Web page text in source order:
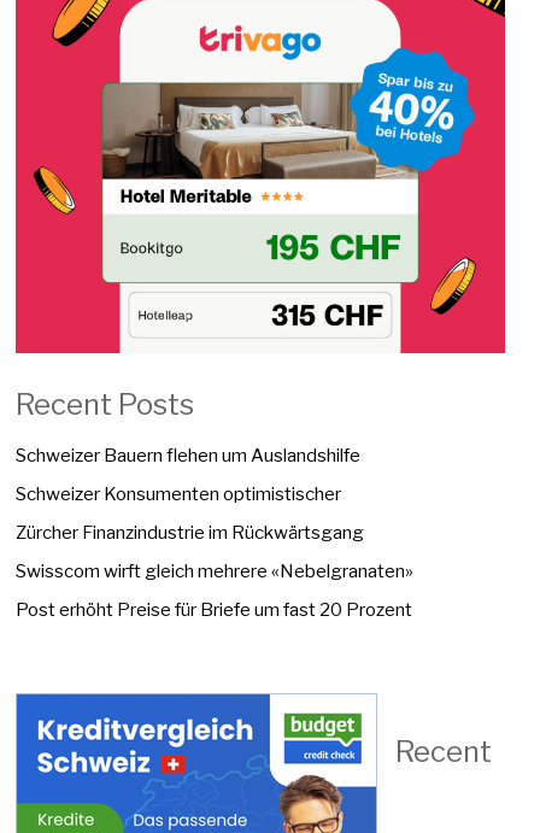
Recent Posts
Schweizer Bauern flehen um Auslandshilfe
Schweizer Konsumenten optimistischer
Zürcher Finanzindustrie im Rückwärtsgang
Swisscom wirft gleich mehrere «Nebelgranaten»
Post erhöht Preise für Briefe um fast 20 Prozent
Recent